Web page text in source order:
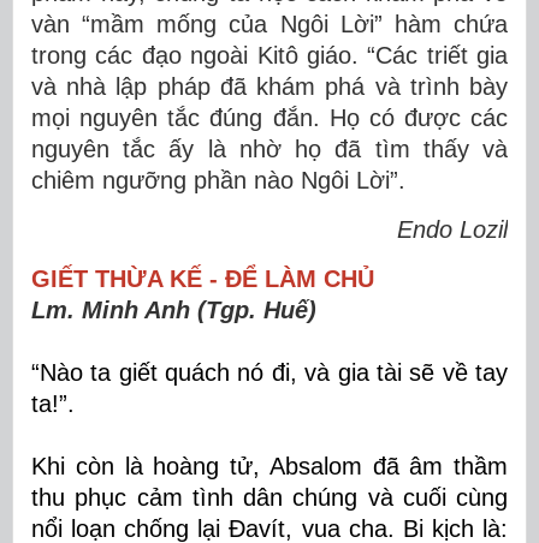
vàn “mầm mống của Ngôi Lời” hàm chứa
trong các đạo ngoài Kitô giáo. “Các triết gia
và nhà lập pháp đã khám phá và trình bày
mọi nguyên tắc đúng đắn. Họ có được các
nguyên tắc ấy là nhờ họ đã tìm thấy và
chiêm ngưỡng phần nào Ngôi Lời”.
Endo Lozil
GIẾT THỪA KẾ - ĐỂ LÀM CHỦ
Lm. Minh Anh (Tgp. Huế)
“Nào ta giết quách nó đi, và gia tài sẽ về tay
ta!”.
Khi còn là hoàng tử, Absalom đã âm thầm
thu phục cảm tình dân chúng và cuối cùng
nổi loạn chống lại Đavít, vua cha. Bi kịch là: